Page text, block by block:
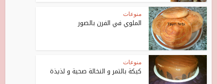
منوعات
الملوي في الفرن بالصور
منوعات
كيكة بالتمر و النخالة صحية و لذيذة